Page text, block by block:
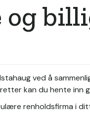
og
ved å
kan du hente
renholdsfirma i